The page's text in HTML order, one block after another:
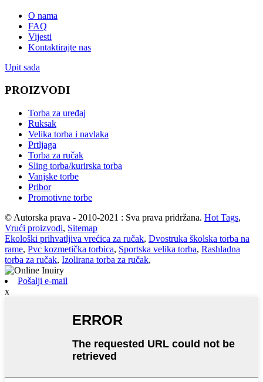
O nama
FAQ
Vijesti
Kontaktirajte nas
Upit sada
PROIZVODI
Torba za uređaj
Ruksak
Velika torba i navlaka
Prtljaga
Torba za ručak
Sling torba/kurirska torba
Vanjske torbe
Pribor
Promotivne torbe
© Autorska prava - 2010-2021 : Sva prava pridržana. Hot Tags,
Vrući proizvodi, Sitemap
Ekološki prihvatljiva vrećica za ručak, Dvostruka školska torba na
rame, Pvc kozmetička torbica, Sportska velika torba, Rashladna
torba za ručak, Izolirana torba za ručak,
Pošalji e-mail
x